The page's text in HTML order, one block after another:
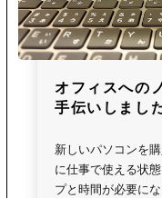
オフィスへの
手伝いしまし
新しいパソコンを
に仕事で使える状
プと時間が必要に